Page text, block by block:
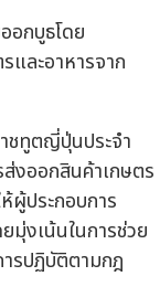
อกบูธโดย
และอาหารจาก
ชทูตญี่ปุ่นประจำ
งออกสินค้าเกษตร
ผู้ประกอบการ
มุ่งเน้นในการช่วย
รปฏิบัติตามกฎ